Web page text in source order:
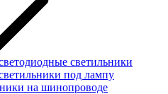
светильники
под лампу
на шинопроводе